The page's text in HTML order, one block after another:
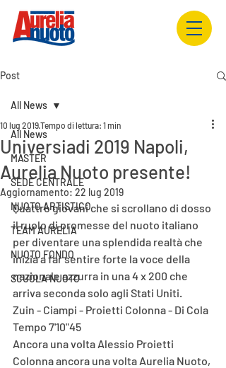
Post
All News
MASTER
SEDE CENTRALE
NUOTO ARTISTICO
TEAM AURELIA
NUOTO FONDO
SCUOLA NUOTO
All News
Universiadi 2019 Napoli,
Aurelia Nuoto presente!
10 lug 2019Tempo di lettura: 1 min
Aggiornamento: 22 lug 2019
Quattro giovani che si scrollano di dosso
il ruolo di promesse del nuoto italiano
per diventare una splendida realtà che
inizia a far sentire forte la voce della
nazionale azzurra in una 4 x 200 che
arriva seconda solo agli Stati Uniti.
Zuin - Ciampi - Proietti Colonna - Di Cola
Tempo 7'10"45
Ancora una volta Alessio Proietti
Colonna ancora una volta Aurelia Nuoto,